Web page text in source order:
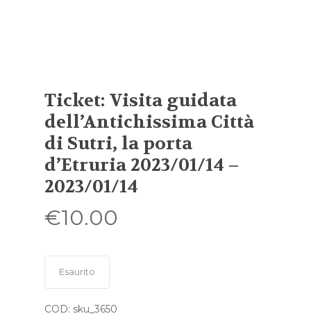
Ticket: Visita guidata
dell’Antichissima Città
di Sutri, la porta
d’Etruria 2023/01/14 –
2023/01/14
€10.00
Esaurito
COD: sku_3650